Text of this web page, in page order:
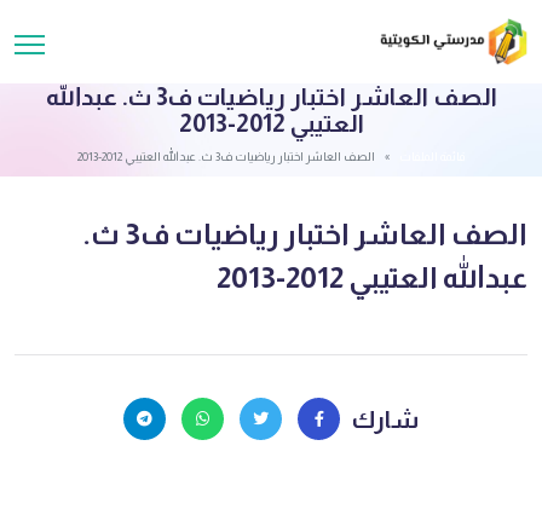
الصف العاشر اختبار رياضيات ف3 ث. عبدالله
العتيبي 2012-2013
الصف العاشر اختبار رياضيات ف3 ث. عبدالله العتيبي 2012-2013
الصف العاشر اختبار رياضيات ف3 ث.
عبدالله العتيبي 2012-2013
شارك